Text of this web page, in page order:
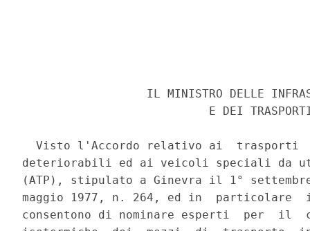
IL MINISTRO DELLE
E DEI
Visto l'Accordo relativo ai  trasporti
deteriorabili ed ai veicoli speciali da
(ATP), stipulato a Ginevra il 1°
maggio 1977, n. 264, ed in
consentono di nominare esperti  per